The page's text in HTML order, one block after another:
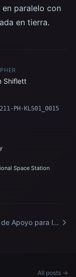
paralelo con
en tierra.
Shiflett
PH-KLS01_0015
Space Station
Apoyo para la
All posts →